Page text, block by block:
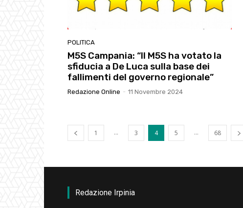
POLITICA
M5S Campania: “Il M5S ha votato la
sfiducia a De Luca sulla base dei
fallimenti del governo regionale”
Redazione Online - 11 Novembre 2024
1 ... 3 4 5 ... 68
Redazione Irpinia